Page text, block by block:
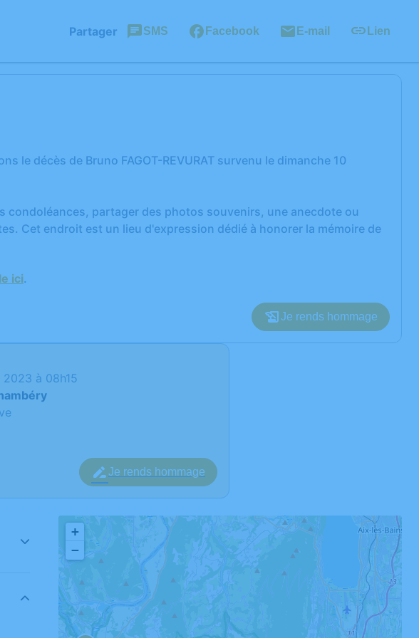
Partager SMS Facebook E-mail Lien
le décès de Bruno FAGOT-REVURAT survenu le dimanche 10
partager des photos souvenirs, une anecdote ou
Cet endroit est un lieu d'expression dédié à honorer la mémoire de
ici.
Je rends hommage
2023 à 08h15
Je rends hommage
+
−